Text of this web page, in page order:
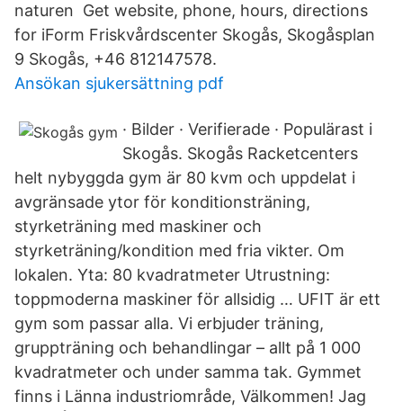
naturen Get website, phone, hours, directions
for iForm Friskvårdscenter Skogås, Skogåsplan
9 Skogås, +46 812147578.
Ansökan sjukersättning pdf
· Bilder · Verifierade · Populärast i
Skogås. Skogås Racketcenters
helt nybyggda gym är 80 kvm och uppdelat i
avgränsade ytor för konditionsträning,
styrketräning med maskiner och
styrketräning/kondition med fria vikter. Om
lokalen. Yta: 80 kvadratmeter Utrustning:
toppmoderna maskiner för allsidig … UFIT är ett
gym som passar alla. Vi erbjuder träning,
gruppträning och behandlingar – allt på 1 000
kvadratmeter och under samma tak. Gymmet
finns i Länna industriområde, Välkommen! Jag